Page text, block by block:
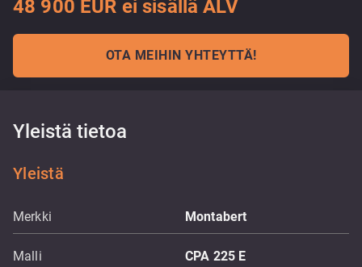
48 900 EUR ei sisällä ALV
OTA MEIHIN YHTEYTTÄ!
Yleistä tietoa
Yleistä
Merkki Montabert
Malli CPA 225 E